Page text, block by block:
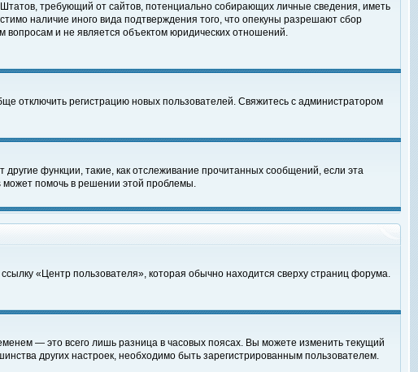
требующий от сайтов, потенциально собирающих личные сведения, иметь
наличие иного вида подтверждения того, что опекуны разрешают сбор
и не является объектом юридических отношений.
отключить регистрацию новых пользователей. Свяжитесь с администратором
функции, такие, как отслеживание прочитанных сообщений, если эта
помочь в решении этой проблемы.
«Центр пользователя», которая обычно находится сверху страниц форума.
— это всего лишь разница в часовых поясах. Вы можете изменить текущий
других настроек, необходимо быть зарегистрированным пользователем.